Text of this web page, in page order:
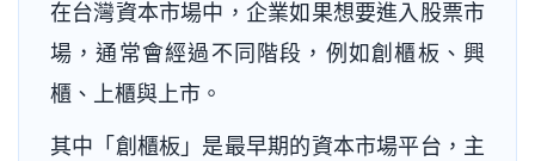
在台灣資本市場中，企業如果想要進入股票市
場，通常會經過不同階段，例如創櫃板、興
櫃、上櫃與上市。
其中「創櫃板」是最早期的資本市場平台，主